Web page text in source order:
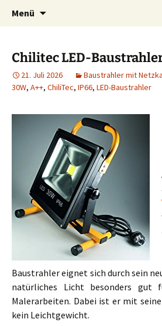
Menü
Chilitec LED-
21. Juli 2026 Baustrahler mit
30W, A++, ChiliTec, IP66, LED-Baustrahler
Baustrahler eignet sich durch sein
natürliches Licht besonders gut
Malerarbeiten. Dabei ist er mit
kein Leichtgewicht.